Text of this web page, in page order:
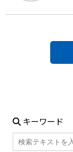
キーワード